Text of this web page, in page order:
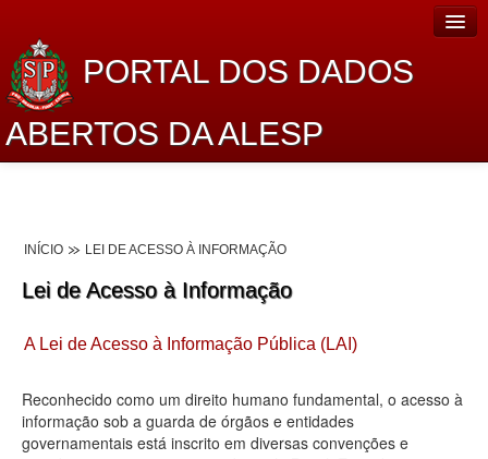
PORTAL DOS DADOS
ABERTOS DA ALESP
Lei de Acesso à Informação
Dados Governamentais Abertos
Planejamento
Catálogo de dados
INÍCIO LEI DE ACESSO À INFORMAÇÃO
Lei de Acesso à Informação
A Lei de Acesso à Informação Pública (LAI)
Reconhecido como um direito humano fundamental, o acesso à
informação sob a guarda de órgãos e entidades
governamentais está inscrito em diversas convenções e